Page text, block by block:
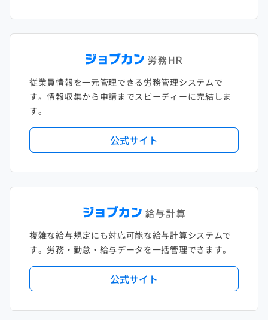
従業員情報を一元管理できる労務管理システムで
す。情報収集から申請までスピーディーに完結しま
す。
公式サイト
複雑な給与規定にも対応可能な給与計算システムで
す。労務・勤怠・給与データを一括管理できます。
公式サイト